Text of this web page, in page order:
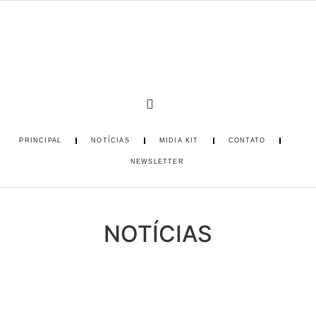
PRINCIPAL NOTÍCIAS MIDIA KIT CONTATO
NEWSLETTER
NOTÍCIAS